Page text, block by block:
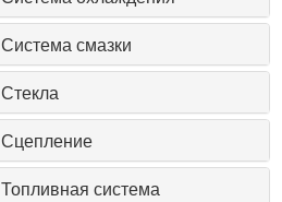
Система смазки
Стекла
Сцепление
Топливная система